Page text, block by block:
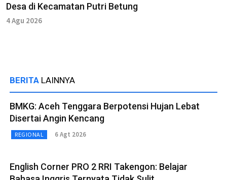
Desa di Kecamatan Putri Betung
4 Agu 2026
BERITA LAINNYA
BMKG: Aceh Tenggara Berpotensi Hujan Lebat
Disertai Angin Kencang
REGIONAL 6 Agt 2026
English Corner PRO 2 RRI Takengon: Belajar